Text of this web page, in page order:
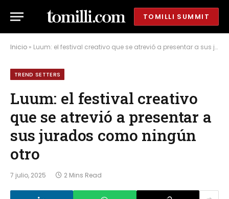
TOMILLI SUMMIT
Inicio » Luum: el festival creativo que se atrevió a presentar a sus jurados como ningún otro
TREND SETTERS
Luum: el festival creativo
que se atrevió a presentar a
sus jurados como ningún
otro
7 julio, 2025 2 Mins Read